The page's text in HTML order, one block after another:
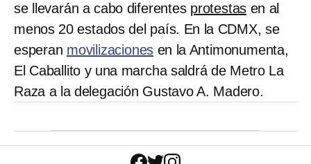
se llevarán a cabo diferentes protestas en al
menos 20 estados del país. En la CDMX, se
esperan movilizaciones en la Antimonumenta,
El Caballito y una marcha saldrá de Metro La
Raza a la delegación Gustavo A. Madero.